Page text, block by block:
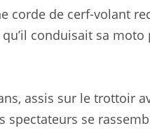
corde de cerf-volant
conduisait sa
assis sur le trottoir
spectateurs se